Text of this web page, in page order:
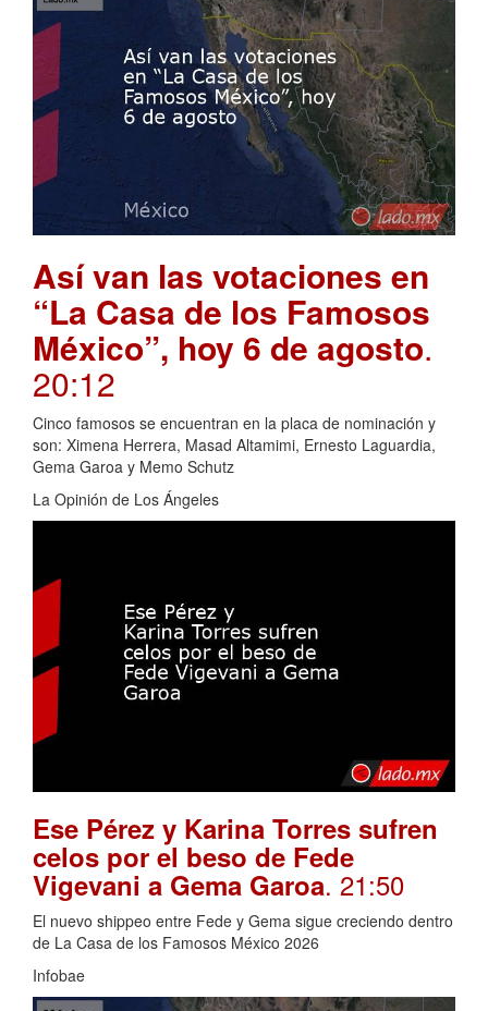
Así van las votaciones en
“La Casa de los Famosos
México”, hoy 6 de agosto.
20:12
Cinco famosos se encuentran en la placa de nominación y
son: Ximena Herrera, Masad Altamimi, Ernesto Laguardia,
Gema Garoa y Memo Schutz
La Opinión de Los Ángeles
Ese Pérez y Karina Torres sufren
celos por el beso de Fede
Vigevani a Gema Garoa. 21:50
El nuevo shippeo entre Fede y Gema sigue creciendo dentro
de La Casa de los Famosos México 2026
Infobae